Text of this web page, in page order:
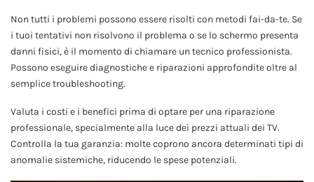
Non tutti i problemi possono essere risolti con metodi fai-da-te. Se
i tuoi tentativi non risolvono il problema o se lo schermo presenta
danni fisici, è il momento di chiamare un tecnico professionista.
Possono eseguire diagnostiche e riparazioni approfondite oltre al
semplice troubleshooting.
Valuta i costi e i benefici prima di optare per una riparazione
professionale, specialmente alla luce dei prezzi attuali dei TV.
Controlla la tua garanzia: molte coprono ancora determinati tipi di
anomalie sistemiche, riducendo le spese potenziali.